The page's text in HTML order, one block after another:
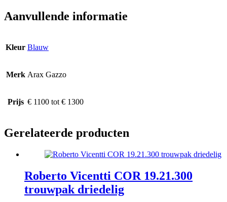
Aanvullende informatie
Kleur Blauw
Merk Arax Gazzo
Prijs € 1100 tot € 1300
Gerelateerde producten
Roberto Vicentti COR 19.21.300
trouwpak driedelig